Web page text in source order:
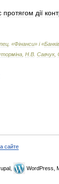
протягом дії
. «Фінанси» і «Банкі
іна Н В Савчук,
сайте
WordPress,